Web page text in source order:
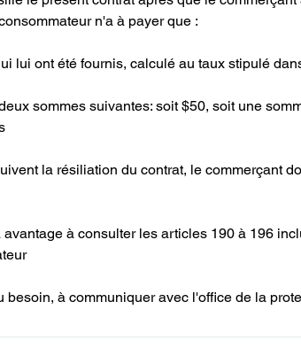
n'a à payer que :
lui ont été fournis, calculé au taux stipulé
sommes suivantes: soit $50, soit une
la résiliation du contrat, le commerçant
à consulter les articles 190 à 196
besoin, à communiquer avec l'office de la